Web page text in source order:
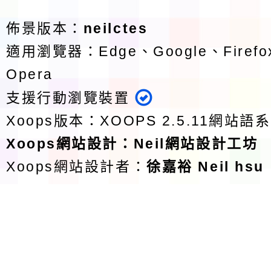
佈景版本： neilctes
適用瀏覽器：Edge、Google、
Opera
支援行動瀏覽裝置
Xoops版本：XOOPS 2.5.11網站語
Xoops網站設計 ： Neil網站設計工坊
Xoops網站設計者：徐嘉裕 Neil hsu